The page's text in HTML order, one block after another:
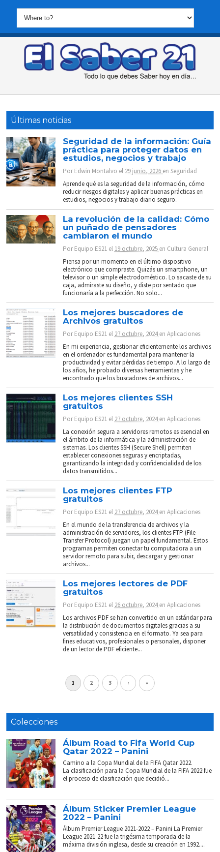
Últimas noticias
Seguridad de la información: Guía
práctica para proteger datos en
estudios, negocios y trabajo
PorEdwin Montalvo el 29 junio, 2026 enSeguridad
Aprende qué es la seguridad de la información, cómo
reducir riesgos digitales y aplicar buenas prácticas en
estudios, negocios y trabajo diario seguro.
La revolución de la calidad: Cómo
un puñado de pensadores
cambiaron el mundo
PorEquipo ES21 el 19 octubre, 2025 en Cultura General
Piensa por un momento en el último dispositivo
electrónico que compraste. Quizás un smartphone, un
televisor o un simple electrodoméstico. Lo sacaste de su
caja, admiraste su diseño, y diste por sentado que
funcionaría a la perfección. No solo...
Los mejores buscadores de
Archivos gratuitos
PorEquipo ES21 el 27 octubre, 2024enAplicaciones
En mi experiencia, gestionar eficientemente los archivos
en el ordenador es fundamental para mantener la
productividad y evitar pérdidas de tiempo. A lo largo de
los años, he probado diversas herramientas y he
encontrado que los buscadores de archivos...
Los mejores clientes SSH
gratuitos
PorEquipo ES21 el 27 octubre, 2024enAplicaciones
La conexión segura a servidores remotos es esencial en
el ámbito de la informática y la administración de
sistemas. Los clientes SSH (Secure Shell) permiten
establecer conexiones seguras y encriptadas,
garantizando la integridad y confidencialidad de los
datos transmitidos...
Los mejores clientes FTP
gratuitos
PorEquipo ES21 el 27 octubre, 2024enAplicaciones
En el mundo de la transferencia de archivos y la
administración de servidores, los clientes FTP (File
Transfer Protocol) juegan un papel fundamental. Estos
programas permiten conectar tu computadora a un
servidor remoto para subir, descargar y gestionar
archivos...
Los mejores lectores de PDF
gratuitos
PorEquipo ES21 el 26 octubre, 2024enAplicaciones
Los archivos PDF se han convertido en un estándar para
la distribución de documentos digitales gracias a su
versatilidad y consistencia en el formato. Ya sea para
fines educativos, profesionales o personales, disponer
de un lector de PDF eficiente...
1 2 3 › »
Colecciones
Álbum Road to Fifa World Cup
Qatar 2022 – Panini
Camino a la Copa Mundial de la FIFA Qatar 2022.
La clasificación para la Copa Mundial de la FIFA 2022 fue
el proceso de clasificación que decidió...
Álbum Sticker Premier League
2022 – Panini
Álbum Premier League 2021-2022 – Panini La Premier
League 2021-22 fue la trigésima temporada de la
máxima división inglesa, desde su creación en 1992....